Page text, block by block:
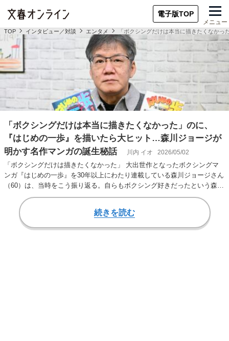
電子版TOP
メニュー
TOP インタビュー／対談 エンタメ 「ボクシングだけは本当に描きたくなか
「ボクシングだけは本当に描きたくなかった」のに、
『はじめの一歩』を描いたら大ヒット…森川ジョージが
明かす名作マンガの誕生秘話
川内 イオ 2026/05/02
「ボクシングだけは描きたくなかった」 大出世作となったボクシングマ
ンガ『はじめの一歩』を30年以上にわたり連載している森川ジョージさん
（60）は、当時をこう振り返る。自らもボクシング好きだったという森川
さんはなぜ、描…
続きを読む